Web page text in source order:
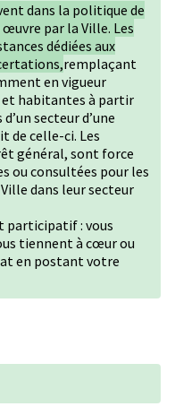
dans la politique de
par la Ville. Les
dédiées aux
remplaçant
en vigueur
et habitantes à partir
secteur d’une
de celle-ci. Les
général, sont force
ou consultées pour les
dans leur secteur
participatif : vous
tiennent à cœur ou
en postant votre